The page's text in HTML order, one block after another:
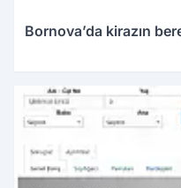
Bornova’da kirazın